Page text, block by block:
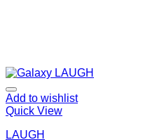
Add to wishlist
Quick View
LAUGH